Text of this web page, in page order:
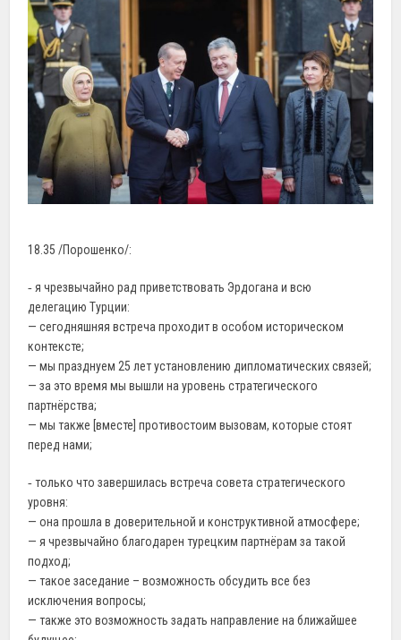
18.35 /Порошенко/:
‐ я чрезвычайно рад приветствовать Эрдогана и всю
делегацию Турции:
— сегодняшняя встреча проходит в особом историческом
контексте;
— мы празднуем 25 лет установлению дипломатических связей;
— за это время мы вышли на уровень стратегического
партнёрства;
— мы также [вместе] противостоим вызовам, которые стоят
перед нами;
‐ только что завершилась встреча совета стратегического
уровня:
— она прошла в доверительной и конструктивной атмосфере;
— я чрезвычайно благодарен турецким партнёрам за такой
подход;
— такое заседание – возможность обсудить все без
исключения вопросы;
— также это возможность задать направление на ближайшее